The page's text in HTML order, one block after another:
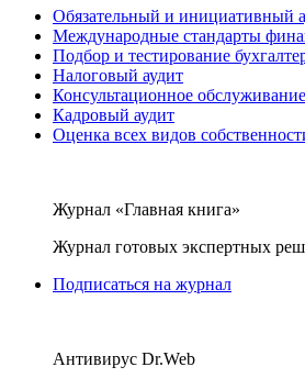
Обязательный и инициативный
Международные стандарты
Подбор и тестирование
Налоговый аудит
Консультационное обслуживание
Кадровый аудит
Оценка всех видов
Журнал «Главная книга»
Журнал готовых экспертных
Подписаться на журнал
Антивирус Dr.Web